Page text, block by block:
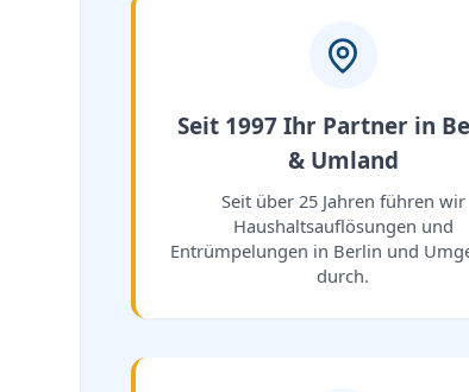
Seit 1997 Ihr Partner in
& Umland
Seit über 25 Jahren führen wir
Haushaltsauflösungen und
Entrümpelungen in Berlin und
durch.